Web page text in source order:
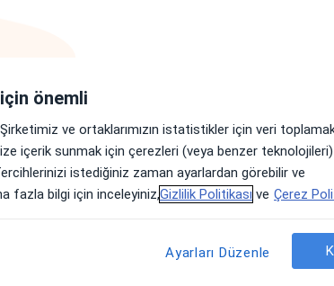
Bugün
8 Ağustos
Yarın
9 Ağustos
Pzt,
10 Ağustos
Sal,
11
Online randevu erişime kapalı
önemli
ve ortaklarımızın istatistikler için veri
size içerik sunmak için çerezleri (veya benzer
istediğiniz zaman ayarlardan görebilir ve
fazla bilgi için inceleyiniz,Gizlilik Politikası ve Çerez
Ayarları Düzenle